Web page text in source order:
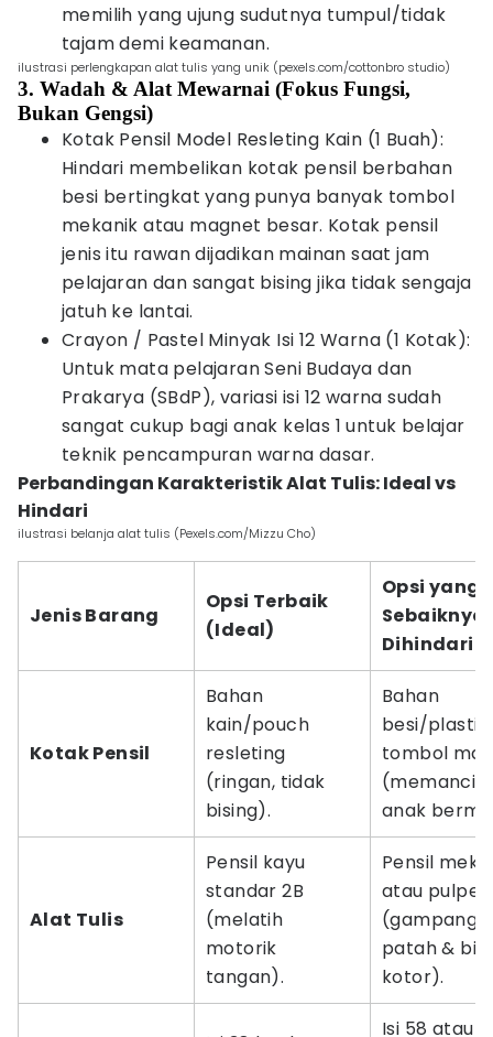
memilih yang ujung sudutnya tumpul/tidak
tajam demi keamanan.
ilustrasi perlengkapan alat tulis yang unik (pexels.com/cottonbro studio)
3. Wadah & Alat Mewarnai (Fokus Fungsi,
Bukan Gengsi)
Kotak Pensil Model Resleting Kain (1 Buah):
Hindari membelikan kotak pensil berbahan
besi bertingkat yang punya banyak tombol
mekanik atau magnet besar. Kotak pensil
jenis itu rawan dijadikan mainan saat jam
pelajaran dan sangat bising jika tidak sengaja
jatuh ke lantai.
Crayon / Pastel Minyak Isi 12 Warna (1 Kotak):
Untuk mata pelajaran Seni Budaya dan
Prakarya (SBdP), variasi isi 12 warna sudah
sangat cukup bagi anak kelas 1 untuk belajar
teknik pencampuran warna dasar.
Perbandingan Karakteristik Alat Tulis: Ideal vs
Hindari
ilustrasi belanja alat tulis (Pexels.com/Mizzu Cho)
Jenis Barang
Opsi Terbaik
(Ideal)
Opsi yang
Sebaiknya
Dihindari
Kotak Pensil
Bahan
kain/pouch
resleting
(ringan, tidak
bising).
Bahan
besi/plastik
tombol
anak
Alat Tulis
Pensil kayu
standar 2B
(melatih
motorik
tangan).
Pensil
atau pulpen
(gampang
patah &
kotor).
Isi 58 atau